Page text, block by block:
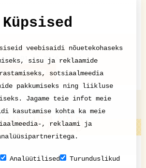
retseptikogu®
01.11.2016 19:11
KOMMENTAAR
Küpsised
veebisaidi nõuetekohaseks
sisu ja reklaamide
sotsiaalmeedia
pakkumiseks ning liikluse
Jagame teie infot meie
kasutamise kohta ka meie
, reklaami ja
Analüütilised Turunduslikud